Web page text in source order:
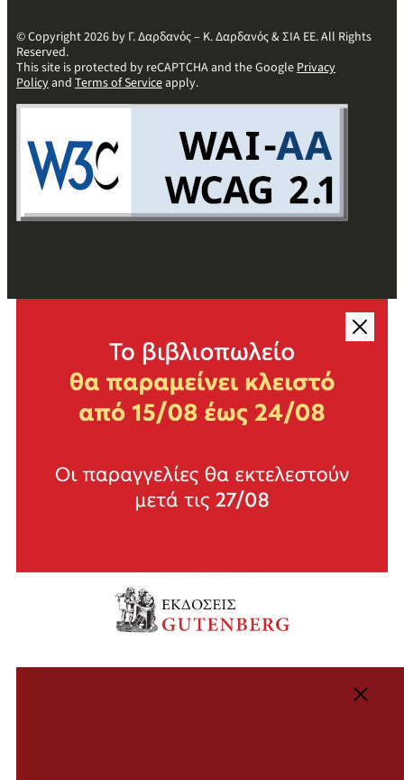
© Copyright 2026 by Γ. Δαρδανός – Κ. Δαρδανός & ΣΙΑ ΕΕ. All Rights
Reserved.
This site is protected by reCAPTCHA and the GooglePrivacy
Policyand Terms of Serviceapply.